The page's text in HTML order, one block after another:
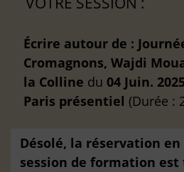
Écrire autour de :
Cromagnons, Wajdi
la Colline du 04 Juin.
Paris présentiel (Durée :
Désolé, la réservation
session de formation